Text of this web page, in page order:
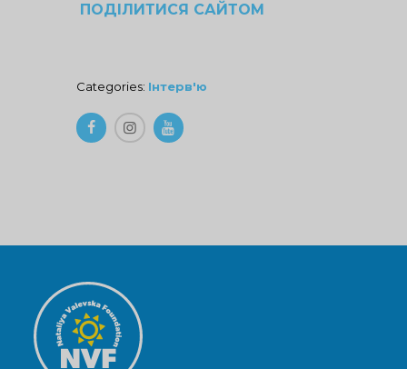
ПОДІЛИТИСЯ САЙТОМ
Categories: Інтерв'ю